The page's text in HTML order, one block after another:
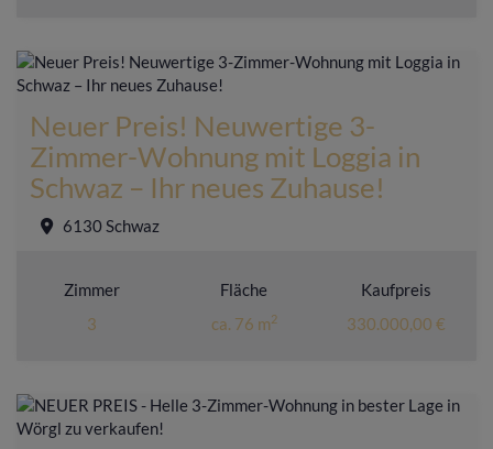
Neuer Preis! Neuwertige 3-
Zimmer-Wohnung mit Loggia in
Schwaz – Ihr neues Zuhause!
6130 Schwaz
Zimmer
3
Fläche
ca. 76 m2
Kaufpreis
330.000,00 €